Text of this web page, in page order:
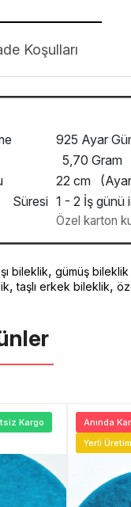
İptal ve İade Koşulları
925 Ayar
5,70 Gram
22 cm
Süresi 1 - 2 İş günü
Özel karton
bileklik, gümüş
,taşlı erkek bileklik,
Kargo
Anında
Yerli Üretim